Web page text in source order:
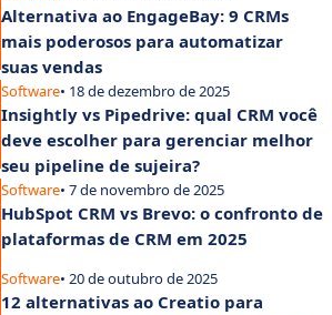
Alternativa ao EngageBay: 9 CRMs
mais poderosos para automatizar
suas vendas
Software• 18 de dezembro de 2025
Insightly vs Pipedrive: qual CRM você
deve escolher para gerenciar melhor
seu pipeline de sujeira?
Software• 7 de novembro de 2025
HubSpot CRM vs Brevo: o confronto de
plataformas de CRM em 2025
Software• 20 de outubro de 2025
12 alternativas ao Creatio para